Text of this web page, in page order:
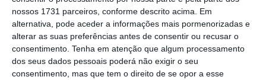
nossos 1731 parceiros, conforme descrito acima. Em
alternativa, pode aceder a informações mais pormenorizadas e
alterar as suas preferências antes de consentir ou recusar o
consentimento. Tenha em atenção que algum processamento
dos seus dados pessoais poderá não exigir o seu
consentimento, mas que tem o direito de se opor a esse
crédito somaram 538 milhões de euros, menos
oito milhões de euros do que no mês
anterior.